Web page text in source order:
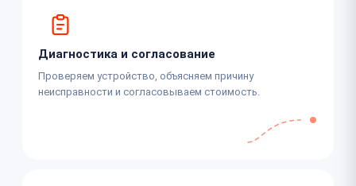
Диагностика и согласование
Проверяем устройство, объясняем причину
неисправности и согласовываем стоимость.